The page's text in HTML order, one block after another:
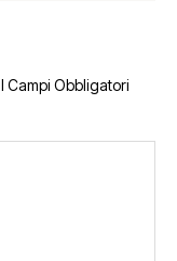
I Campi Obbligatori